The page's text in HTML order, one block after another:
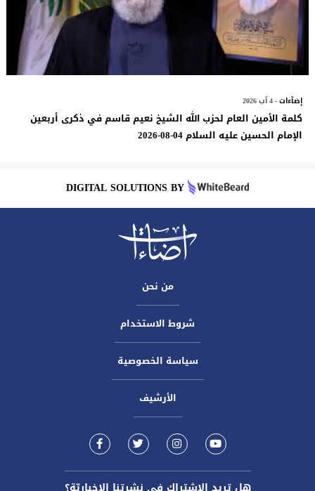
إضآءات- 4 آب 2026
كلمة الأمين العام لحزب الله الشيخ نعيم قاسم في ذكرى أربعين
الإمام الحسين عليه السلام 04-08-2026
DIGITAL SOLUTIONS BY
من نحن
شروط الاستخدام
سياسة الخصوصية
الأرشيف